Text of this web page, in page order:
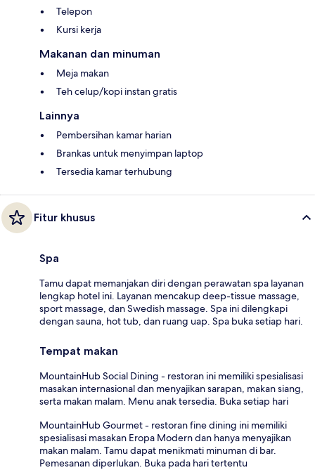
Telepon
Kursi kerja
Makanan dan minuman
Meja makan
Teh celup/kopi instan gratis
Lainnya
Pembersihan kamar harian
Brankas untuk menyimpan laptop
Tersedia kamar terhubung
Fitur khusus
Spa
Tamu dapat memanjakan diri dengan perawatan spa layanan
lengkap hotel ini. Layanan mencakup deep-tissue massage,
sport massage, dan Swedish massage. Spa ini dilengkapi
dengan sauna, hot tub, dan ruang uap. Spa buka setiap hari.
Tempat makan
MountainHub Social Dining - restoran ini memiliki spesialisasi
masakan internasional dan menyajikan sarapan, makan siang,
serta makan malam. Menu anak tersedia. Buka setiap hari
MountainHub Gourmet - restoran fine dining ini memiliki
spesialisasi masakan Eropa Modern dan hanya menyajikan
makan malam. Tamu dapat menikmati minuman di bar.
Pemesanan diperlukan. Buka pada hari tertentu